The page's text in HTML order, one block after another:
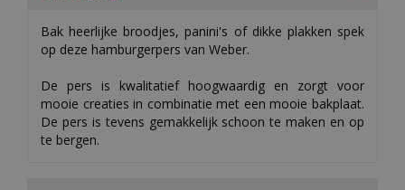
Bak heerlijke broodjes, panini's of dikke plakken spek
op deze hamburgerpers van Weber.
De pers is kwalitatief hoogwaardig en zorgt voor
mooie creaties in combinatie met een mooie bakplaat.
De pers is tevens gemakkelijk schoon te maken en op
te bergen.